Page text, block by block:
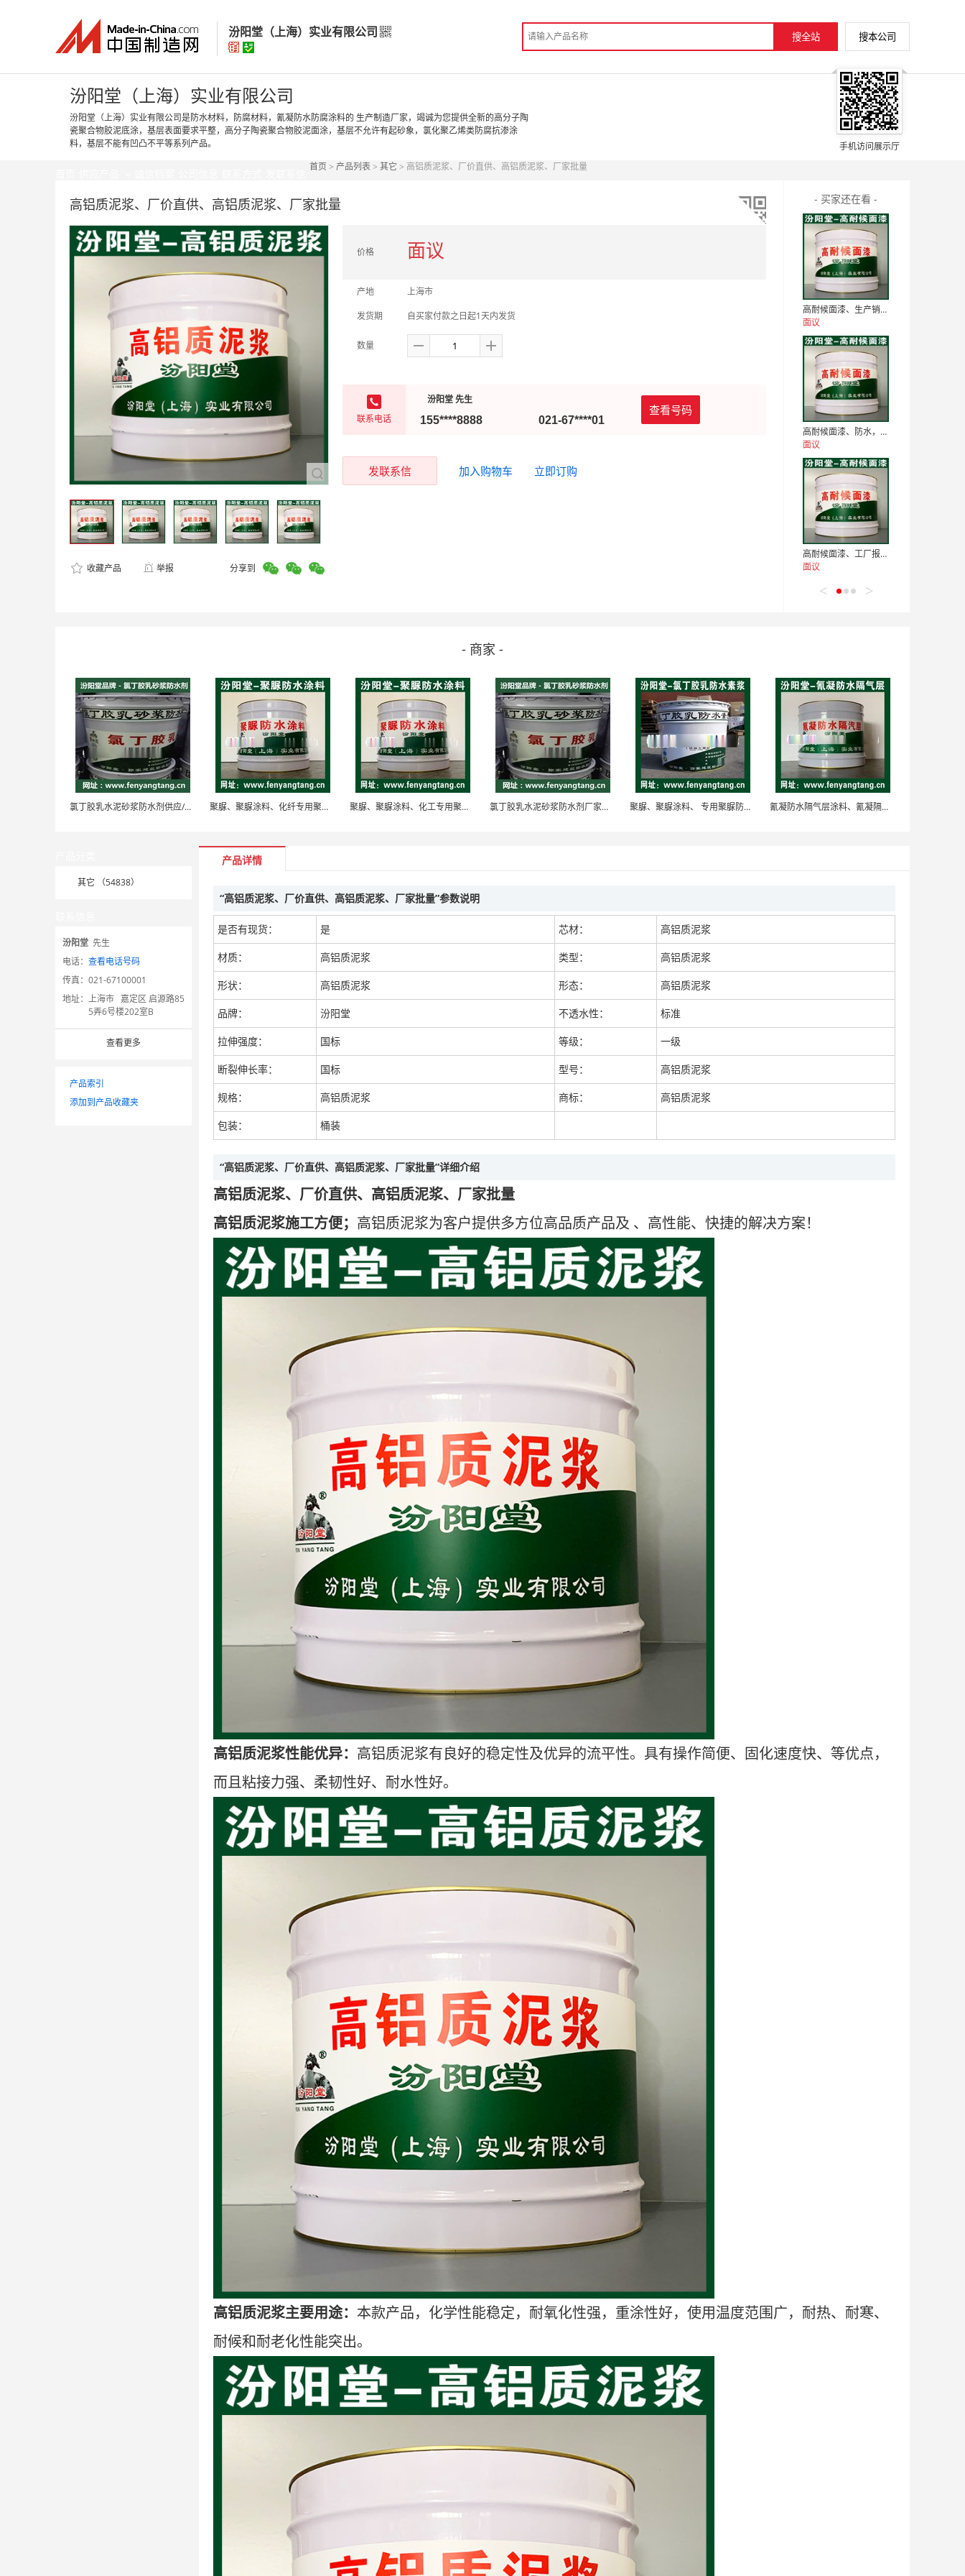
汾阳堂（上海）实业有限公司
汾阳堂（上海）实业有限公司
高级版
经营模式：生产制造
身份认证 手机访问展示厅
汾阳堂（上海）实业有限公司
汾阳堂（上海）实业有限公司是防水材料，防腐材料，氰凝防水防腐涂料的 生产制造厂家，竭诚为您提供全新的高分子陶
瓷聚合物胶泥底涂，基层表面要求平整，高分子陶瓷聚合物胶泥面涂，基层不允许有起砂象，氯化聚乙烯类防腐抗渗涂
料，基层不能有凹凸不平等系列产品。
手机访问展示厅
首页> 产品列表> 其它 > 高铝质泥浆、厂价直供、高铝质泥浆、厂家批量
高铝质泥浆、厂价直供、高铝质泥浆、厂家批量 - 买家还在看 -
高耐候面漆、生产销售、高耐候面漆、涂膜坚韧
面议
高耐候面漆、防水，防漏，性能好
面议
高耐候面漆、工厂报价、高耐候面漆、销售供应
面议
高耐候面漆、厂商现货、高耐候面漆、供应销售
面议
面议
面议
< >
收藏产品 举报 分享到
价格 面议
产地
上海市
发货期
自买家付款之日起1天内发货
数量
联系电话
汾阳堂 先生
155****8888
021-67****01
查看号码
发联系信 加入购物车 立即订购
- 商家 -
氯丁胶乳水泥砂浆防水剂供应/外墙防水、防水剂 聚脲、聚脲涂料、化纤专用聚脲防水防腐防护涂料 聚脲、聚脲涂料、化工专用聚脲防水防腐防护涂料 氯丁胶乳水泥砂浆防水剂厂家销售/氯丁胶乳防水剂 聚脲、聚脲涂料、 专用聚脲防水防腐防护涂料 氰凝防水隔气层涂料、氰凝隔气层, 钢架桥梁防水防腐
其它 （54838）
汾阳堂 先生
电话： 查看电话号码
传真： 021-67100001
地址： 上海市 嘉定区 启源路85
5弄6号楼202室B
查看更多
产品索引
添加到产品收藏夹
产品详情
“高铝质泥浆、厂价直供、高铝质泥浆、厂家批量”参数说明
是否有现货： 是 芯材： 高铝质泥浆
材质： 高铝质泥浆 类型： 高铝质泥浆
形状： 高铝质泥浆 形态： 高铝质泥浆
品牌： 汾阳堂 不透水性： 标准
拉伸强度： 国标 等级： 一级
断裂伸长率： 国标 型号： 高铝质泥浆
规格： 高铝质泥浆 商标： 高铝质泥浆
包装： 桶装
“高铝质泥浆、厂价直供、高铝质泥浆、厂家批量”详细介绍
高铝质泥浆、厂价直供、高铝质泥浆、厂家批量
高铝质泥浆施工方便； 高铝质泥浆为客户提供多方位高品质产品及 、高性能、快捷的解决方案！
高铝质泥浆性能优异： 高铝质泥浆有良好的稳定性及优异的流平性。具有操作简便、固化速度快、等优点，
而且粘接力强、柔韧性好、耐水性好。
高铝质泥浆主要用途： 本款产品，化学性能稳定，耐氧化性强，重涂性好，使用温度范围广，耐热、耐寒、
耐候和耐老化性能突出。